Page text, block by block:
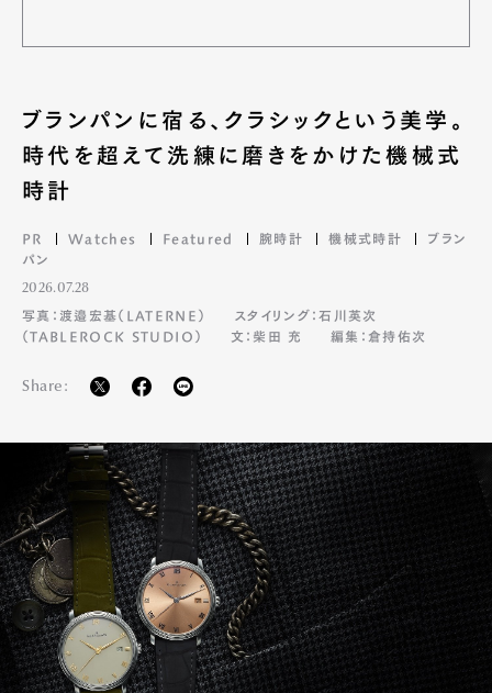
ブランパンに宿る、クラシックという美学。
時代を超えて洗練に磨きをかけた機械式
時計
PR Watches Featured 腕時計 機械式時計
ブラン
パン
2026.07.28
写真：渡邉宏基（LATERNE）
スタイリング：石川英次
（TABLEROCK STUDIO）
文：柴田 充 編集：倉持佑次
Share: